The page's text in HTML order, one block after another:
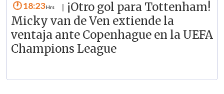
18:23
¡Otro gol para Tottenham!
Micky van de Ven extiende la
ventaja ante Copenhague en la UEFA
Champions League